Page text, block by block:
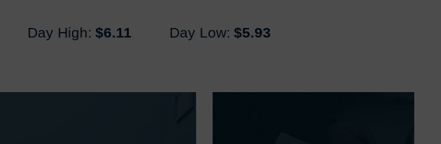
Day High: $6.11 Day Low: $5.93